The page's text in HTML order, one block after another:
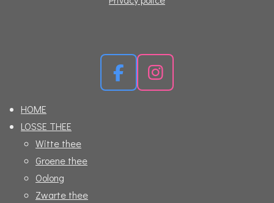
F
a
I
n
HOME
LOSSE THEE
Witte thee
Groene thee
Oolong
Zwarte thee